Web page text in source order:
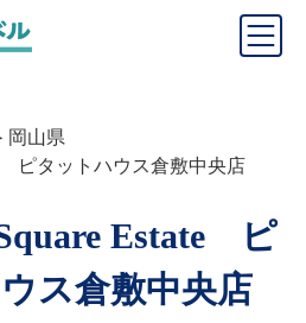
岡山県
ピタットハウス倉敷中央店
Estate ピ
ス倉敷中央店